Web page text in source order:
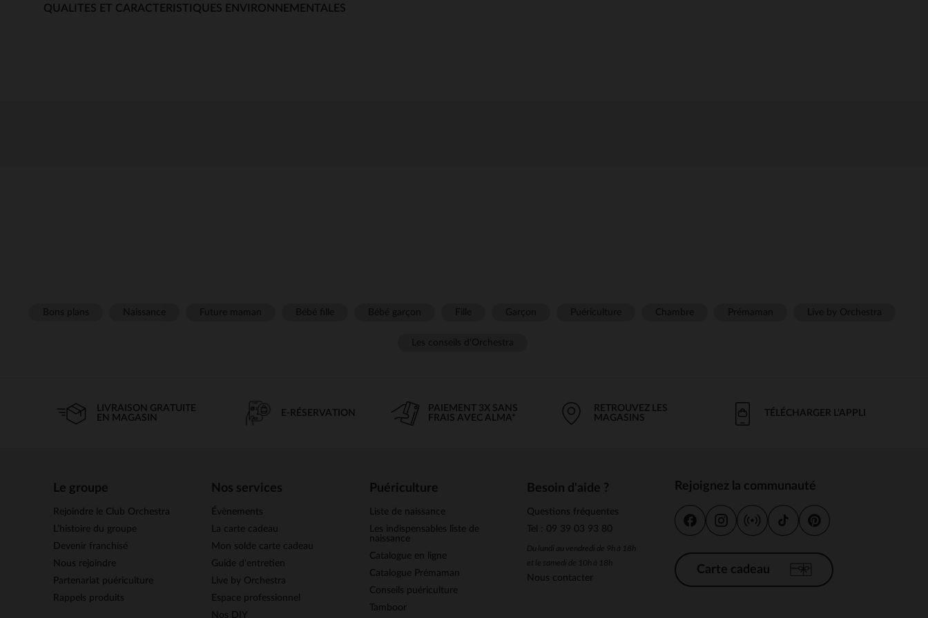
QUALITES ET CARACTERISTIQUES ENVIRONNEMENTALES
LIVRAISON GRATUITE
EN MAGASIN
E-RÉSERVATION
PAIEMENT 3X SANS
FRAIS AVEC ALMA*
RETROUVEZ LES
MAGASINS
TÉLÉCHARGER L'APPLI
Le groupe
Rejoindre le Club Orchestra
L’histoire du groupe
Devenir franchisé
Nous rejoindre
Partenariat puériculture
Rappels produits
Nos services
Évènements
La carte cadeau
Mon solde carte cadeau
Guide d'entretien
Live by Orchestra
Espace professionnel
Nos DIY
Puériculture
Liste de naissance
Les indispensables liste de
naissance
Catalogue en ligne
Catalogue Prémaman
Conseils puériculture
Tamboor
Besoin d'aide ?
Questions fréquentes
Tel : 09 39 03 93 80
Du lundi au vendredi de 9h à 18h
et le samedi de 10h à 18h
Nous contacter
Rejoignez la communauté
Carte cadeau